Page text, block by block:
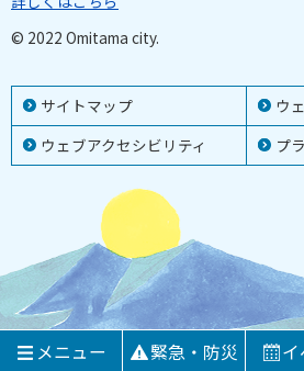
サイトマップ
ウ
ウェブアクセシビリティ
プ
© 2022 Omitama city.
メニュー 緊急・防災